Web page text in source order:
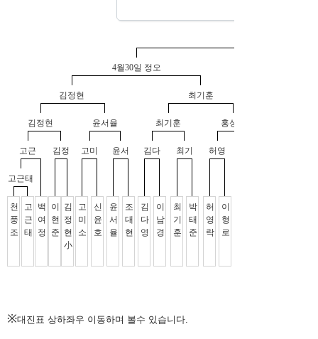
※대진표 상하좌우 이동하며 볼수 있습니다.